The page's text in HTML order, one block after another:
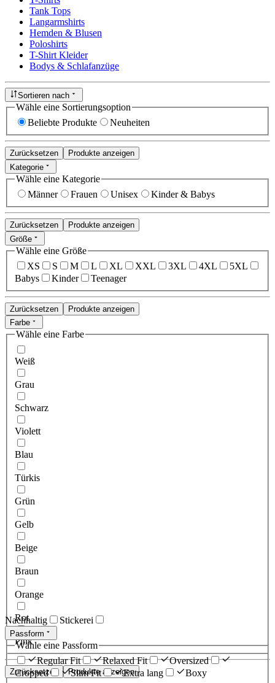
Tank Tops
Langarmshirts
Hemden & Blusen
Poloshirts
T-Shirt Kleider
Bodys & Schlafanzüge
Sortieren nach
Wähle eine Sortierungsoption
Beliebte Produkte
Neuheiten
Zurücksetzen
Produkte anzeigen
Kategorie
Wähle eine Kategorie
Männer
Frauen Unisex Kinder & Babys
Zurücksetzen
Produkte anzeigen
Größe
Wähle eine Größe
XS
S M L XL XXL 3XL 4XL
5XL
Babys
Kinder Teenager
Zurücksetzen
Produkte anzeigen
Farbe
Wähle eine Farbe
Weiß
Grau
Schwarz
Violett
Blau
Türkis
Grün
Gelb
Beige
Braun
Orange
Rot
Pink
Zurücksetzen Produkte anzeigen
Nachhaltig Stickerei
Passform
Wähle eine Passform
Regular Fit
Relaxed Fit
Oversized
Cropped
Slim Fit Extra lang Boxy